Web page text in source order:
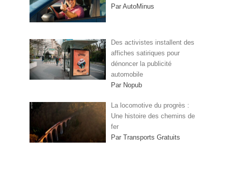
Par AutoMinus
Des activistes installent des
affiches satiriques pour
dénoncer la publicité
automobile
Par Nopub
La locomotive du progrès :
Une histoire des chemins de
fer
Par Transports Gratuits